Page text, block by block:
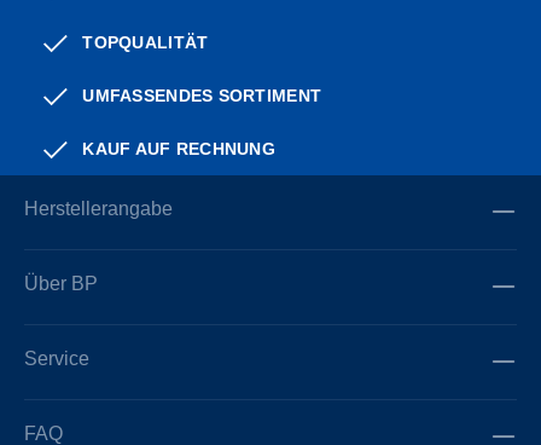
TOPQUALITÄT
UMFASSENDES SORTIMENT
KAUF AUF RECHNUNG
Herstellerangabe
Über BP
Service
FAQ